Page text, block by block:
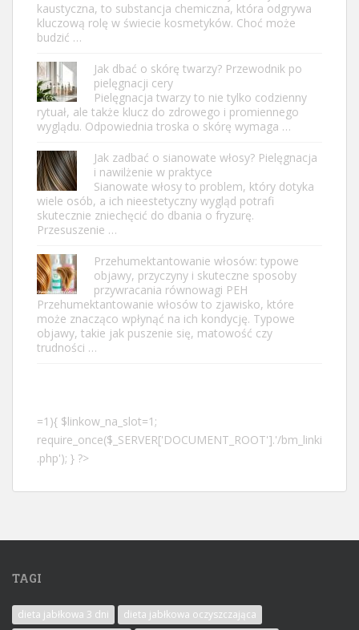
kaustyczna, to substancja chemiczna, która odgrywa
kluczową rolę w świecie kosmetyków. Choć może
budzić …
Jak dbać o skórę twarzy? Przewodnik po
pielęgnacji cery
Pielęgnacja twarzy to nie tylko codzienny
rytuał, ale także klucz do zdrowego i promiennego
wyglądu. Odpowiednia troska o skórę wymaga …
Jak zadbać o sianowate włosy? Pielęgnacja
i nawilżenie w praktyce
Sianowate włosy to problem, który dotyka
wiele osób, a ich nieestetyczny wygląd potrafi
skutecznie zniechęcić do dbania o fryzurę.
Przesuszenie …
Przehumektantowanie włosów: typowe
objawy, przyczyny i skuteczne sposoby
przywracania równowagi PEH
Przehumektantowanie włosów to zjawisko, które
może znacząco wpłynąć na ich kondycję. Typowe
objawy, takie jak puszenie się, matowość czy
trudności …
=1){ $linkow_na_slot=1;
require_once($_SERVER['DOCUMENT_ROOT'].'/bm_linki
.php'); } ?>
TAGI
dieta jabłkowa 3 dni
dieta jabłkowa oczyszczająca